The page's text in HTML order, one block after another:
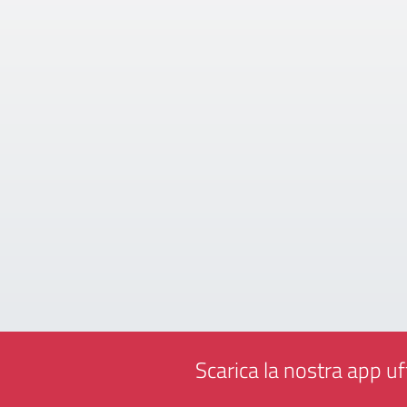
Scarica la nostra app